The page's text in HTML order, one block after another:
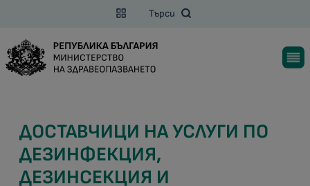
Търси
ДОСТАВЧИЦИ НА УСЛУГИ ПО
ДЕЗИНФЕКЦИЯ,
ДЕЗИНСЕКЦИЯ И